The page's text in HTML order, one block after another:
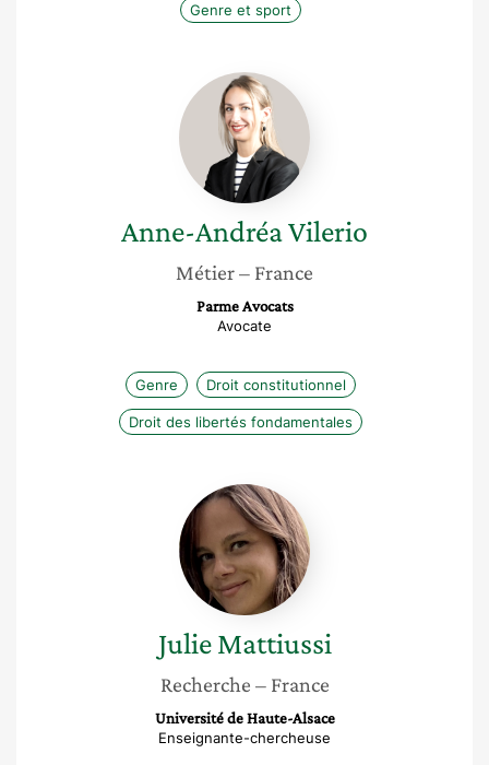
Genre et sport
Anne-
Andréa
Vilerio
Anne-AndréaVilerio
Métier– France
Parme Avocats
Avocate
Genre Droit constitutionnel
Droit des libertés fondamentales
Julie
Mattiussi
Julie Mattiussi
Recherche – France
Université de Haute-Alsace
Enseignante-chercheuse